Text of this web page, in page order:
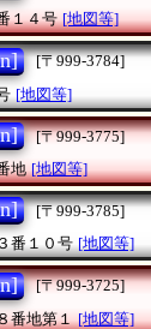
１４号 [地図等]
[〒999-3784]
[地図等]
[〒999-3775]
地 [地図等]
[〒999-3785]
番１０号 [地図等]
[〒999-3725]
番地第１ [地図等]